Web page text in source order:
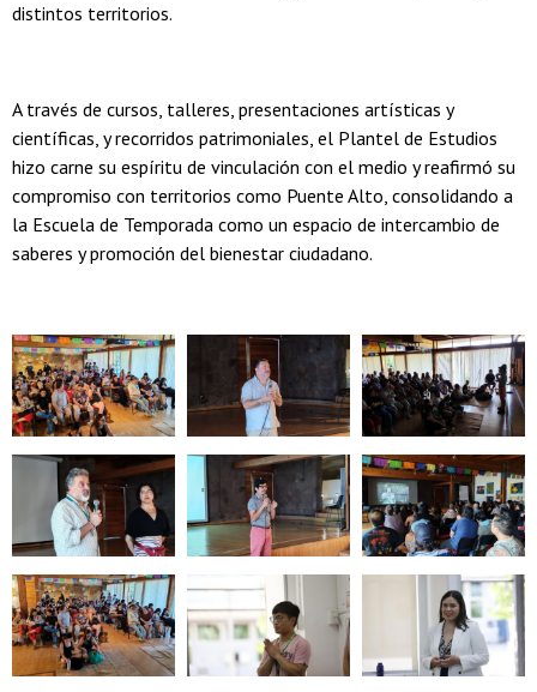
distintos territorios.
A través de cursos, talleres, presentaciones artísticas y
científicas, y recorridos patrimoniales, el Plantel de Estudios
hizo carne su espíritu de vinculación con el medio y reafirmó su
compromiso con territorios como Puente Alto, consolidando a
la Escuela de Temporada como un espacio de intercambio de
saberes y promoción del bienestar ciudadano.
Zoom Zoom
Zoom Zoom Zoom
Zoom Zoom